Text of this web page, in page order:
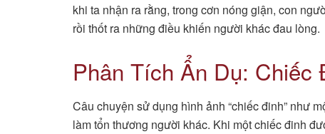
khi ta nhận ra rằng, trong cơn nóng giận, con
rồi thốt ra những điều khiến người khác đau lòng.
Phân Tích Ẩn Dụ:
Câu chuyện sử dụng hình ảnh “chiếc đinh” như
làm tổn thương người khác. Khi một chiếc đinh